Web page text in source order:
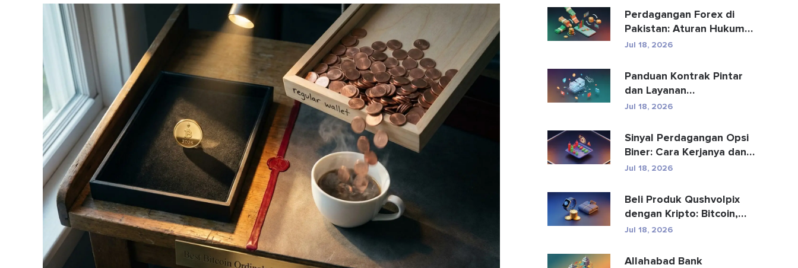
Perdagangan Forex di
Pakistan: Aturan Hukum,
Broker, Aplikasi Perd...
Jul 18, 2026
Panduan Kontrak Pintar
dan Layanan
Pengembangan Kontrak
Jul 18, 2026
Sinyal Perdagangan Opsi
Biner: Cara Kerjanya dan
Risikonya
Jul 18, 2026
Beli Produk Qushvolpix
dengan Kripto: Bitcoin,
Pembayaran & Fa...
Jul 18, 2026
Allahabad Bank